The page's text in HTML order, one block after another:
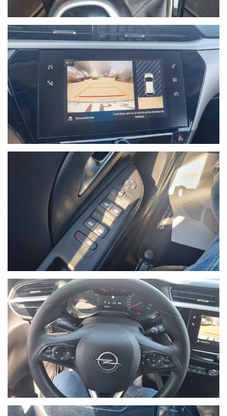
NON HAI TROVATO L'AUTO CHE
CERCHI?
Compila il modulo e ti contatteremo appena l'auto che
cerchi sarà disponibile